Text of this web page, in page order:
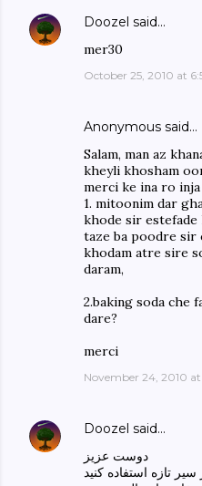
Doozel said…
mer30
October 25, 2010 at
Anonymous said…
Salam, man az
kheyli khosham
merci ke ina ro
1. mitoonim dar
khode sir
taze ba poodre sir
khodam atre sire
daram,
2.baking soda che
dare?
merci
November 24, 2010
Doozel said…
دوست عزیز
تازه استفاده کنید